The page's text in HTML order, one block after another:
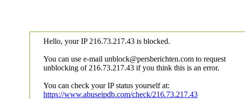
Hello, your IP 216.73.217.43 is blocked.
You can use e-mail unblock@persberichten.com to request
unblocking of 216.73.217.43 if you think this is an error.
You can check your IP status yourself at:
https://www.abuseipdb.com/check/216.73.217.43